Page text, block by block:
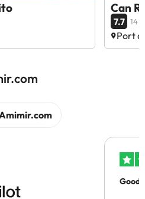
Can
7.7 14
Port
Good